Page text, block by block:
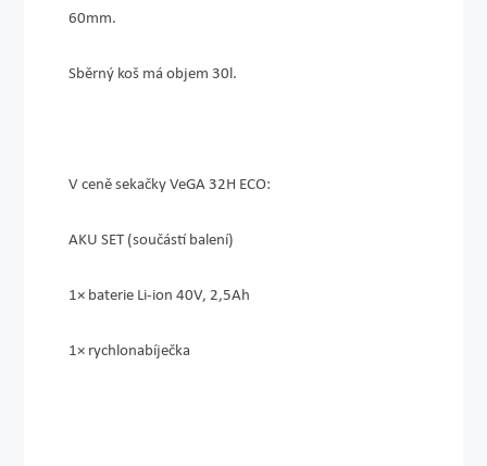
60mm.
Sběrný koš má objem 30l.
V ceně sekačky VeGA 32H ECO:
AKU SET (součástí balení)
1× baterie Li-ion 40V, 2,5Ah
1× rychlonabíječka